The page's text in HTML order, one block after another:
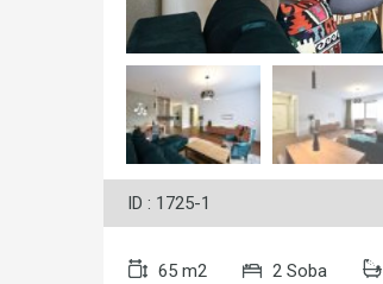
ID : 1725-1
65 m2 2 Soba